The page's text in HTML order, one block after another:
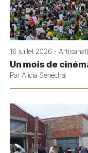
16 juillet 2026 - Art(isanat)
Un mois de
Par Alicia Sénéchal